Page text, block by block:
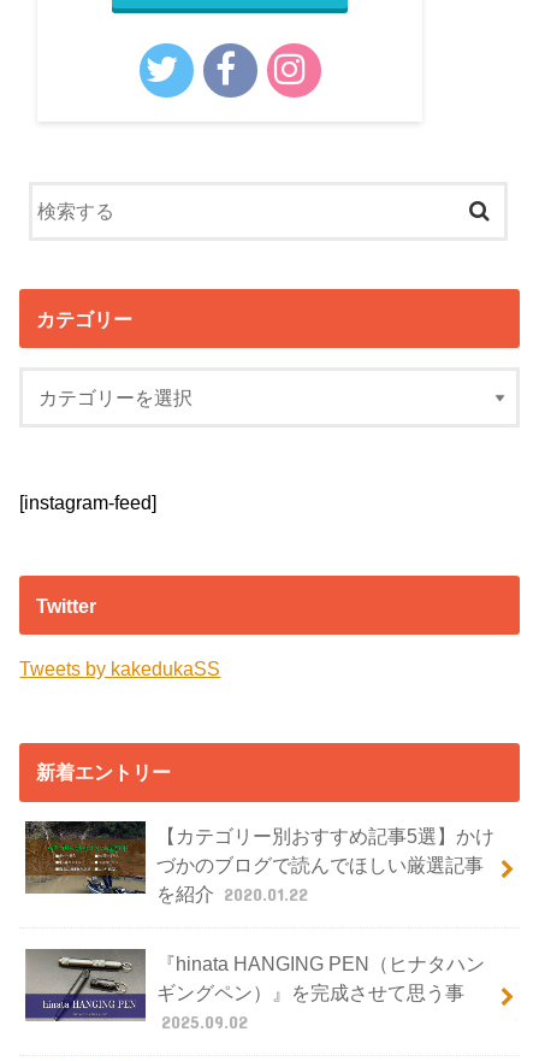
カテゴリー
[instagram-feed]
Twitter
Tweets by kakedukaSS
新着エントリー
【カテゴリー別おすすめ記事5選】かけ
づかのブログで読んでほしい厳選記事
を紹介 2020.01.22
『hinata HANGING PEN（ヒナタハン
ギングペン）』を完成させて思う事
2025.09.02